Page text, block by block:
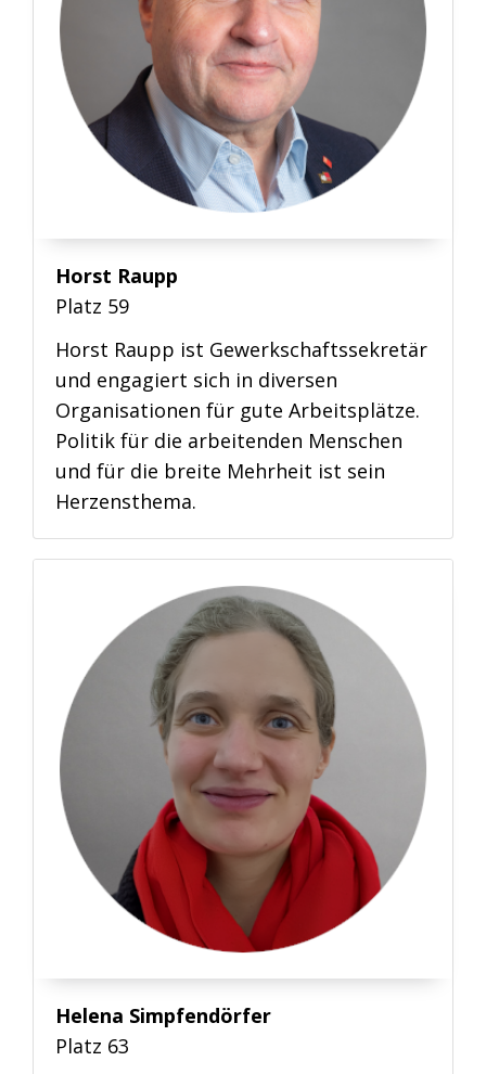
Horst Raupp
Platz 59
Horst Raupp ist Gewerkschaftssekretär
und engagiert sich in diversen
Organisationen für gute Arbeitsplätze.
Politik für die arbeitenden Menschen
und für die breite Mehrheit ist sein
Herzensthema.
Helena Simpfendörfer
Platz 63